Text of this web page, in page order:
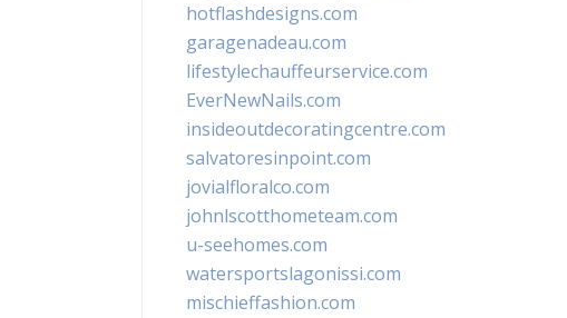
hotflashdesigns.com
garagenadeau.com
lifestylechauffeurservice.com
EverNewNails.com
insideoutdecoratingcentre.com
salvatoresinpoint.com
jovialfloralco.com
johnlscotthometeam.com
u-seehomes.com
watersportslagonissi.com
mischieffashion.com